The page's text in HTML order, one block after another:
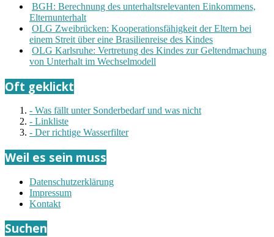
BGH: Berechnung des unterhaltsrelevanten Einkommens,
Elternunterhalt
OLG Zweibrücken: Kooperationsfähigkeit der Eltern bei
einem Streit über eine Brasilienreise des Kindes
OLG Karlsruhe: Vertretung des Kindes zur Geltendmachung
von Unterhalt im Wechselmodell
Oft geklickt
- Was fällt unter Sonderbedarf und was nicht
- Linkliste
- Der richtige Wasserfilter
Weil es sein muss
Datenschutzerklärung
Impressum
Kontakt
Suchen